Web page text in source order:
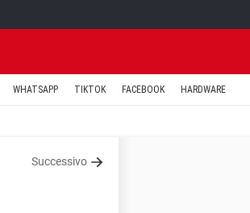
WHATSAPP TIKTOK FACEBOOK HARDWARE
Successivo